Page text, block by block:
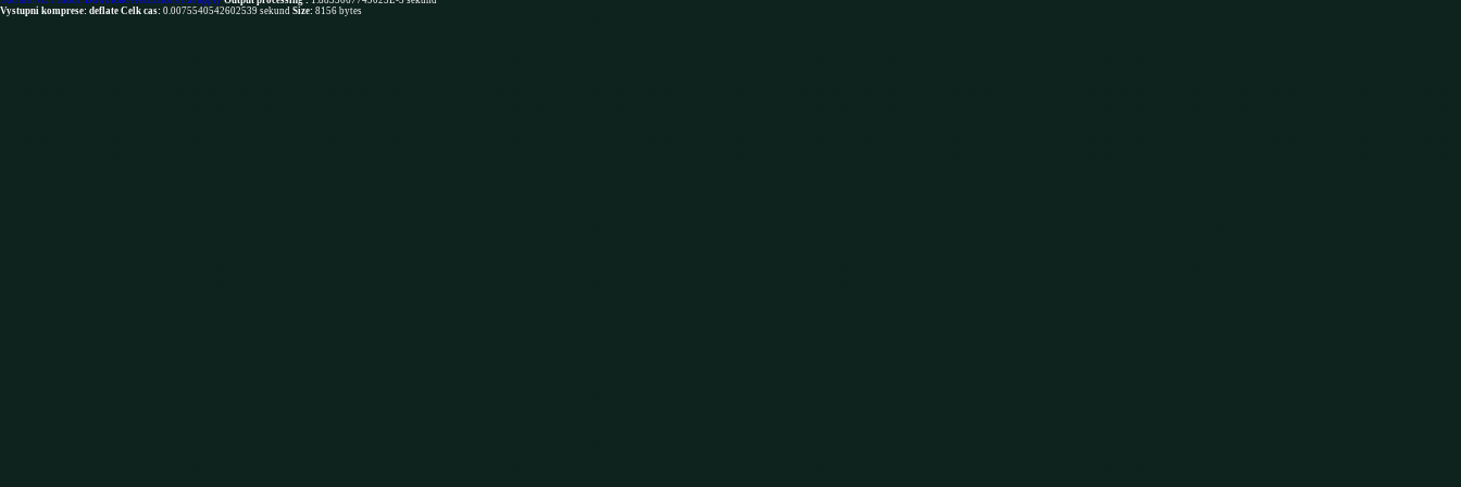
Vystupni komprese: deflate Celk cas: 0.0075540542602539 sekund Size: 8156 bytes